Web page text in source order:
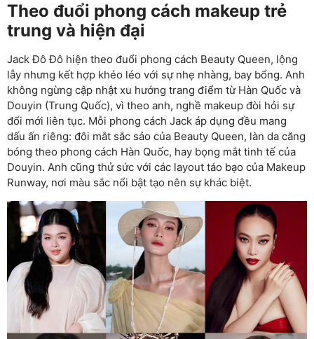
Theo đuổi phong cách makeup trẻ
trung và hiện đại
Jack Đô Đô hiện theo đuổi phong cách Beauty Queen, lộng
lẫy nhưng kết hợp khéo léo với sự nhẹ nhàng, bay bổng. Anh
không ngừng cập nhật xu hướng trang điểm từ Hàn Quốc và
Douyin (Trung Quốc), vì theo anh, nghề makeup đòi hỏi sự
đổi mới liên tục. Mỗi phong cách Jack áp dụng đều mang
dấu ấn riêng: đôi mắt sắc sảo của Beauty Queen, làn da căng
bóng theo phong cách Hàn Quốc, hay bọng mắt tinh tế của
Douyin. Anh cũng thử sức với các layout táo bạo của Makeup
Runway, nơi màu sắc nổi bật tạo nên sự khác biệt.